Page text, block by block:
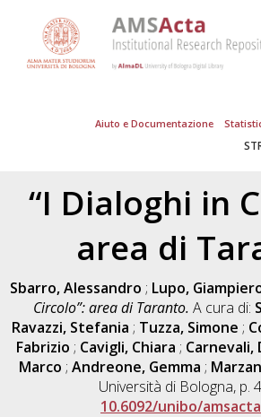
Aiuto e Documentazione
“I Dialoghi in
area di
Sbarro, Alessandro ; Lupo,
Circolo”: area di Taranto. A cura di:
Ravazzi, Stefania ; Tuzza, Simone ;
Fabrizio ; Cavigli, Chiara ; Carnevali,
Marco ;Andreone, Gemma ;
Università di Bologna, p.
10.6092/unibo/